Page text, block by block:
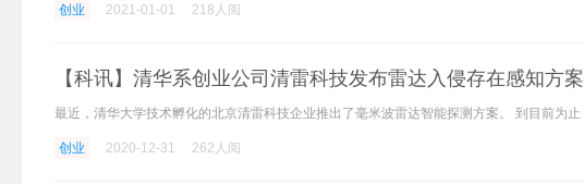
创业 2021-01-01 218人阅
【科讯】清华系创业公司清雷科技发布雷达入侵存在感知方案
创业 2020-12-31 262人阅